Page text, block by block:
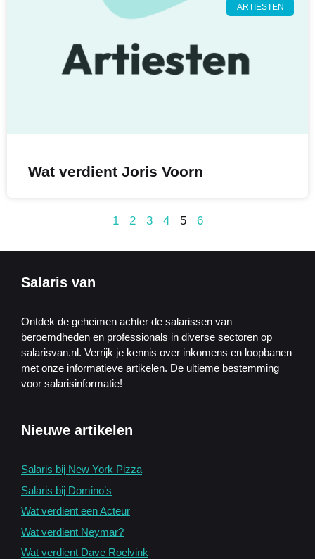
ARTIESTEN
Wat verdient Joris Voorn
1 2 3 4 5 6
Salaris van
Ontdek de geheimen achter de salarissen van
beroemdheden en professionals in diverse sectoren op
salarisvan.nl. Verrijk je kennis over inkomens en loopbanen
met onze informatieve artikelen. De ultieme bestemming
voor salarisinformatie!
Nieuwe artikelen
Salaris bij New York Pizza
Salaris bij Dominoʼs
Wat verdient een Acteur
Wat verdient Neymar?
Wat verdient Dave Roelvink